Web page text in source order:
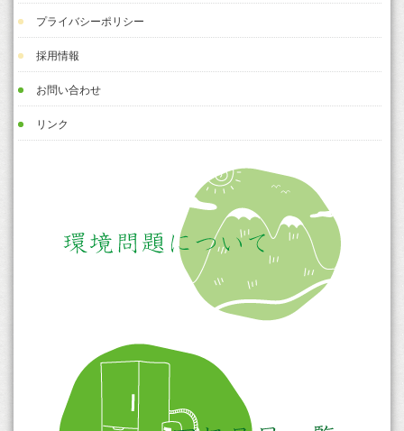
プライバシーポリシー
採用情報
お問い合わせ
リンク